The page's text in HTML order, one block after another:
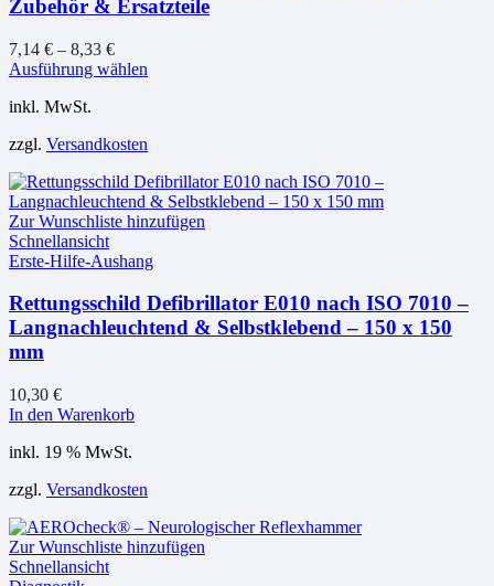
Zubehör & Ersatzteile
7,14 € – 8,33 €
Ausführung wählen
Varianten
Die
Optionen
können
der
gewählt
werden
inkl. MwSt.
zzgl. Versandkosten
Zur Wunschliste hinzufügen
Schnellansicht
Erste-Hilfe-Aushang
Rettungsschild Defibrillator E010 nach ISO 7010 –
Langnachleuchtend & Selbstklebend – 150 x 150
mm
10,30 €
In den Warenkorb
inkl. 19 % MwSt.
zzgl. Versandkosten
Zur Wunschliste hinzufügen
Schnellansicht